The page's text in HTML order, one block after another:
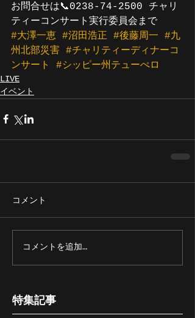
特集記事
お問合せは📞0238-74-2500 チャリ
ティーコンサート実行委員会まで
#大澤一恵 #沼田浩正 #後藤周一
#九
州北部災害 #チャリティーディナーコ
ンサート
#シッピー州テューぺロ
LIVE
イベント
コメント
コメントを追加…